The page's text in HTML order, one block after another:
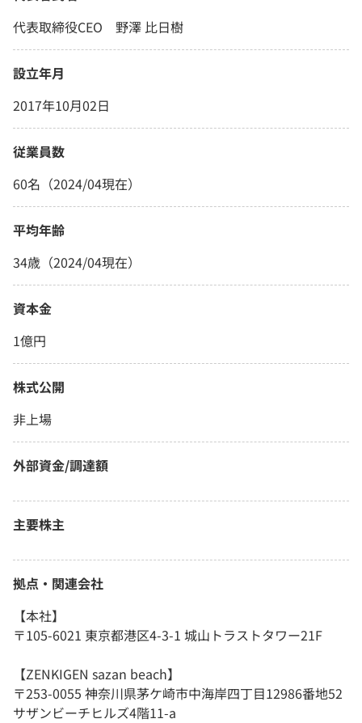
代表取締役CEO 野澤 比日樹
設立年月
2017年10月02日
従業員数
60名（2024/04現在）
平均年齢
34歳（2024/04現在）
資本金
1億円
株式公開
非上場
外部資金/調達額
主要株主
拠点・関連会社
【本社】
〒105-6021 東京都港区4-3-1 城山トラストタワー21F
【ZENKIGEN sazan beach】
〒253-0055 神奈川県茅ケ崎市中海岸四丁目12986番地52
サザンビーチヒルズ4階11-a